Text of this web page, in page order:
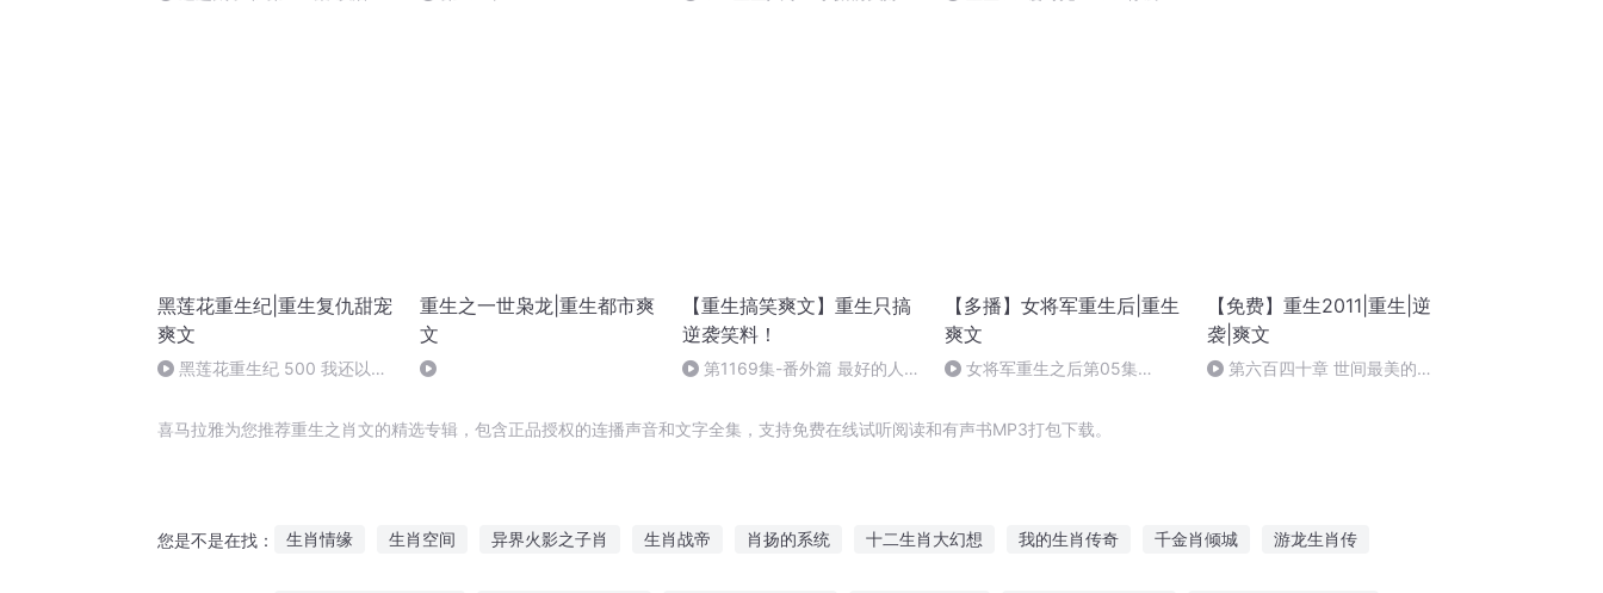
黑莲花重生纪|重生复仇甜宠
爽文
黑莲花重生纪 500 我还以为
重生之一世枭龙|重生都市爽
文
【重生搞笑爽文】重生只搞
逆袭笑料！
第1169集-番外篇 最好的人生
753489161
【多播】女将军重生后|重生
爽文
女将军重生之后第05集
【免费】重生2011|重生|逆
袭|爽文
第六百四十章 世间最美的风
喜马拉雅为您推荐重生之肖文的精选专辑，包含正品授权的连播声音和文字全集，支持免费在线试听阅读和有声书MP3打包下载。
您是不是在找： 生肖情缘 生肖空间 异界火影之子肖 生肖战帝 肖扬的系统 十二生肖大幻想 我的生肖传奇 千金肖倾城 游龙生肖传